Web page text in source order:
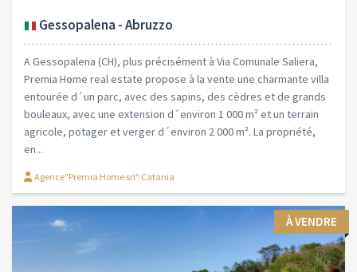
Gessopalena - Abruzzo
A Gessopalena (CH), plus précisément à Via Comunale Saliera,
Premia Home real estate propose à la vente une charmante villa
entourée d´un parc, avec des sapins, des cèdres et de grands
bouleaux, avec une extension d´environ 1 000 m² et un terrain
agricole, potager et verger d´environ 2 000 m². La propriété,
en...
Agence"Premia Home srl" Catania
À VENDRE